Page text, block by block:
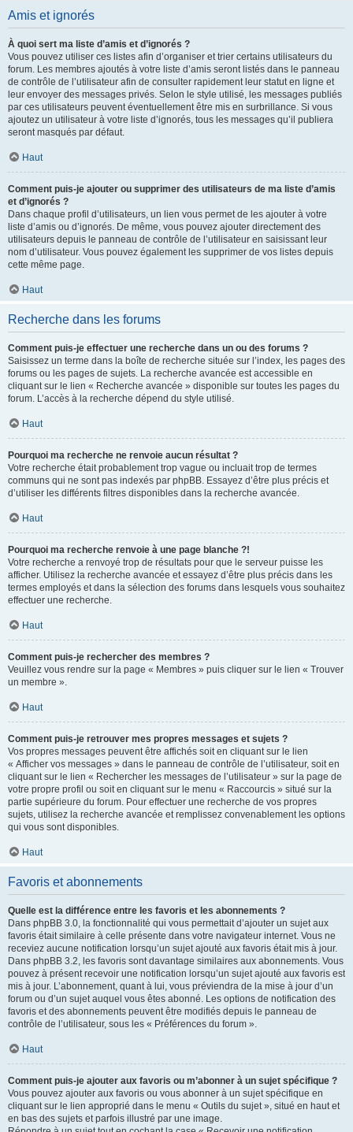
Amis et ignorés
À quoi sert ma liste d’amis et d’ignorés ?
Vous pouvez utiliser ces listes afin d’organiser et trier certains utilisateurs du
forum. Les membres ajoutés à votre liste d’amis seront listés dans le panneau
de contrôle de l’utilisateur afin de consulter rapidement leur statut en ligne et
leur envoyer des messages privés. Selon le style utilisé, les messages publiés
par ces utilisateurs peuvent éventuellement être mis en surbrillance. Si vous
ajoutez un utilisateur à votre liste d’ignorés, tous les messages qu’il publiera
seront masqués par défaut.
Haut
Comment puis-je ajouter ou supprimer des utilisateurs de ma liste d’amis
et d’ignorés ?
Dans chaque profil d’utilisateurs, un lien vous permet de les ajouter à votre
liste d’amis ou d’ignorés. De même, vous pouvez ajouter directement des
utilisateurs depuis le panneau de contrôle de l’utilisateur en saisissant leur
nom d’utilisateur. Vous pouvez également les supprimer de vos listes depuis
cette même page.
Haut
Recherche dans les forums
Comment puis-je effectuer une recherche dans un ou des forums ?
Saisissez un terme dans la boîte de recherche située sur l’index, les pages des
forums ou les pages de sujets. La recherche avancée est accessible en
cliquant sur le lien « Recherche avancée » disponible sur toutes les pages du
forum. L’accès à la recherche dépend du style utilisé.
Haut
Pourquoi ma recherche ne renvoie aucun résultat ?
Votre recherche était probablement trop vague ou incluait trop de termes
communs qui ne sont pas indexés par phpBB. Essayez d’être plus précis et
d’utiliser les différents filtres disponibles dans la recherche avancée.
Haut
Pourquoi ma recherche renvoie à une page blanche ?!
Votre recherche a renvoyé trop de résultats pour que le serveur puisse les
afficher. Utilisez la recherche avancée et essayez d’être plus précis dans les
termes employés et dans la sélection des forums dans lesquels vous souhaitez
effectuer une recherche.
Haut
Comment puis-je rechercher des membres ?
Veuillez vous rendre sur la page « Membres » puis cliquer sur le lien « Trouver
un membre ».
Haut
Comment puis-je retrouver mes propres messages et sujets ?
Vos propres messages peuvent être affichés soit en cliquant sur le lien
« Afficher vos messages » dans le panneau de contrôle de l’utilisateur, soit en
cliquant sur le lien « Rechercher les messages de l’utilisateur » sur la page de
votre propre profil ou soit en cliquant sur le menu « Raccourcis » situé sur la
partie supérieure du forum. Pour effectuer une recherche de vos propres
sujets, utilisez la recherche avancée et remplissez convenablement les options
qui vous sont disponibles.
Haut
Favoris et abonnements
Quelle est la différence entre les favoris et les abonnements ?
Dans phpBB 3.0, la fonctionnalité qui vous permettait d’ajouter un sujet aux
favoris était similaire à celle présente dans votre navigateur internet. Vous ne
receviez aucune notification lorsqu’un sujet ajouté aux favoris était mis à jour.
Dans phpBB 3.2, les favoris sont davantage similaires aux abonnements. Vous
pouvez à présent recevoir une notification lorsqu’un sujet ajouté aux favoris est
mis à jour. L’abonnement, quant à lui, vous préviendra de la mise à jour d’un
forum ou d’un sujet auquel vous êtes abonné. Les options de notification des
favoris et des abonnements peuvent être modifiés depuis le panneau de
contrôle de l’utilisateur, sous les « Préférences du forum ».
Haut
Comment puis-je ajouter aux favoris ou m’abonner à un sujet spécifique ?
Vous pouvez ajouter aux favoris ou vous abonner à un sujet spécifique en
cliquant sur le lien approprié dans le menu « Outils du sujet », situé en haut et
en bas des sujets et parfois illustré par une image.